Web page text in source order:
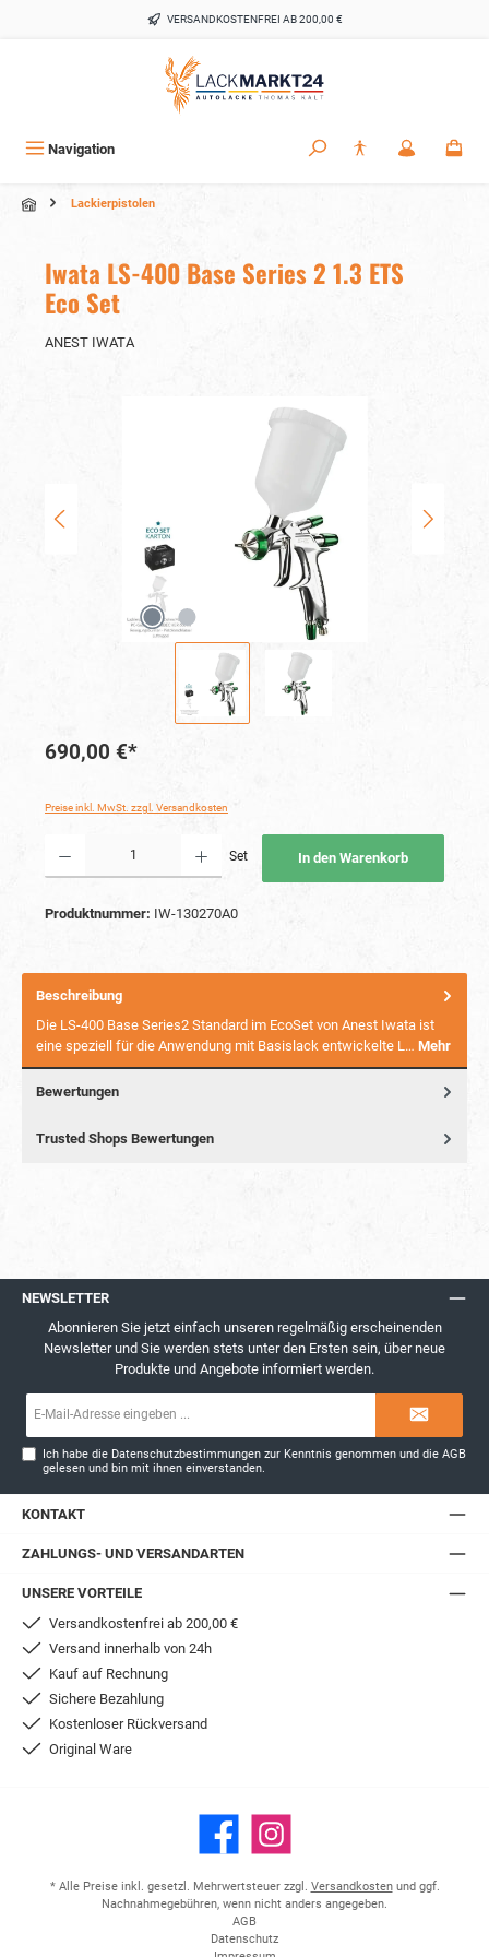
VERSANDKOSTENFREI AB 200,00 €
Navigation
Lackierpistolen
Iwata LS-400 Base Series 2 1.3 ETS
Eco Set
ANEST IWATA
690,00 €*
Preise inkl. MwSt. zzgl. Versandkosten
Set In den Warenkorb
Produktnummer: IW-130270A0
Beschreibung
Die LS-400 Base Series2 Standard im EcoSet von Anest Iwata ist
eine speziell für die Anwendung mit Basislack entwickelte L… Mehr
Bewertungen
Trusted Shops Bewertungen
NEWSLETTER
Abonnieren Sie jetzt einfach unseren regelmäßig erscheinenden
Newsletter und Sie werden stets unter den Ersten sein, über neue
Produkte und Angebote informiert werden.
Ich habe die Datenschutzbestimmungen zur Kenntnis genommen und dieAGB
gelesen und bin mit ihnen einverstanden.
KONTAKT
ZAHLUNGS- UND VERSANDARTEN
UNSERE VORTEILE
Versandkostenfrei ab 200,00 €
Versand innerhalb von 24h
Kauf auf Rechnung
Sichere Bezahlung
Kostenloser Rückversand
Original Ware
Facebook Instagram
* Alle Preise inkl. gesetzl. Mehrwertsteuer zzgl. Versandkostenund ggf.
Nachnahmegebühren, wenn nicht anders angegeben.
AGB
Datenschutz